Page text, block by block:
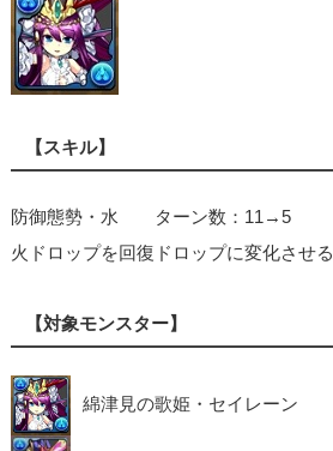
【スキル】
防御態勢・水 ターン数：11→5
火ドロップを回復ドロップに変化させる
【対象モンスター】
綿津見の歌姫・セイレーン